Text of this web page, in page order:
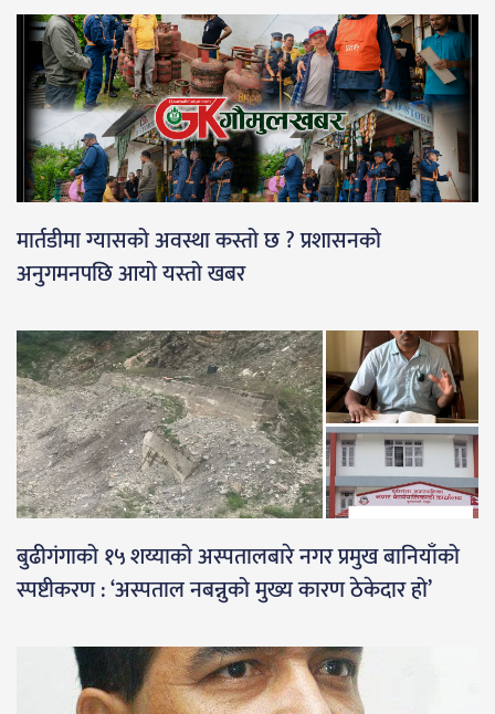
मार्तडीमा ग्यासको अवस्था कस्तो छ ? प्रशासनको
अनुगमनपछि आयो यस्तो खबर
बुढीगंगाको १५ शय्याको अस्पतालबारे नगर प्रमुख बानियाँको
स्पष्टीकरण : ‘अस्पताल नबन्नुको मुख्य कारण ठेकेदार हो’